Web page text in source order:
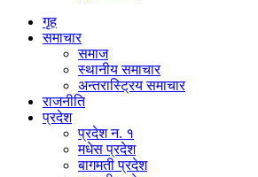
गृह
समाचार
समाज
स्थानीय समाचार
अन्तरास्ट्रिय समाचार
राजनीति
प्रदेश
प्रदेश न. १
मधेस प्रदेश
बागमती प्रदेश